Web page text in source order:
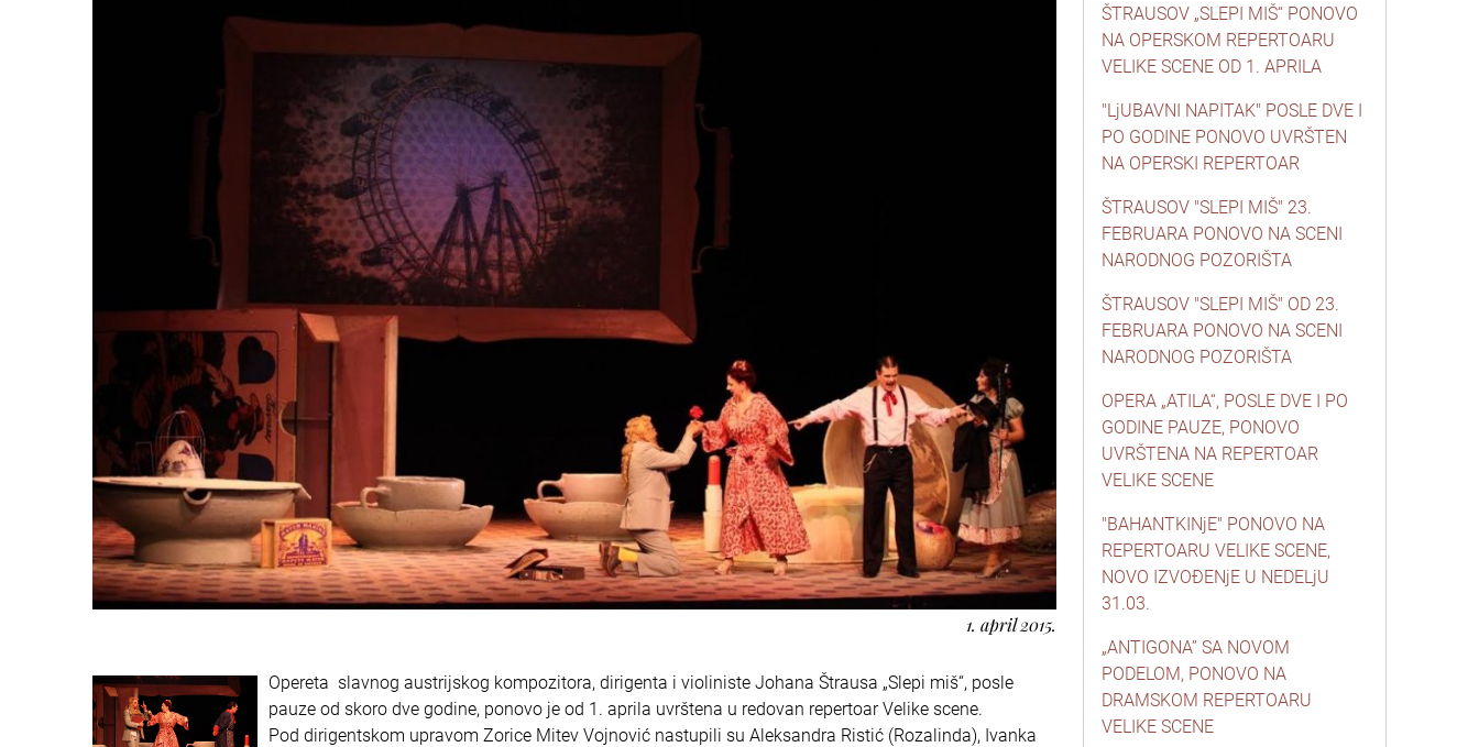
1. april 2015.
Opereta slavnog austrijskog kompozitora, dirigenta i violiniste Johana Štrausa „Slepi miš“, posle
pauze od skoro dve godine, ponovo je od 1. aprila uvrštena u redovan repertoar Velike scene.
Pod dirigentskom upravom Zorice Mitev Vojnović nastupili su Aleksandra Ristić (Rozalinda), Ivanka
ŠTRAUSOV „SLEPI MIŠ“ PONOVO
NA OPERSKOM REPERTOARU
VELIKE SCENE OD 1. APRILA
"LjUBAVNI NAPITAK" POSLE DVE I
PO GODINE PONOVO UVRŠTEN
NA OPERSKI REPERTOAR
ŠTRAUSOV "SLEPI MIŠ" 23.
FEBRUARA PONOVO NA SCENI
NARODNOG POZORIŠTA
ŠTRAUSOV "SLEPI MIŠ" OD 23.
FEBRUARA PONOVO NA SCENI
NARODNOG POZORIŠTA
OPERA „ATILA“, POSLE DVE I PO
GODINE PAUZE, PONOVO
UVRŠTENA NA REPERTOAR
VELIKE SCENE
"BAHANTKINjE" PONOVO NA
REPERTOARU VELIKE SCENE,
NOVO IZVOĐENjE U NEDELjU
31.03.
„ANTIGONA” SA NOVOM
PODELOM, PONOVO NA
DRAMSKOM REPERTOARU
VELIKE SCENE